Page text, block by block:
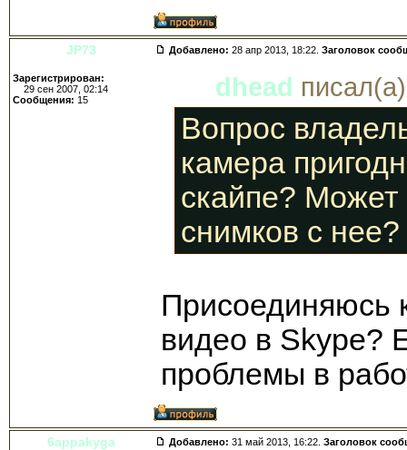
JP73 Добавлено: 28 апр 2013, 18:22. Заголовок
Зарегистрирован:
29 сен 2007, 02:14
Сообщения: 15 dhead
Вопрос
камера
скайпе? Может
снимков с нее?
Присоединяюсь
видео в Skype?
проблемы в
6appakyga Добавлено: 31 май 2013, 16:22. Заголовок